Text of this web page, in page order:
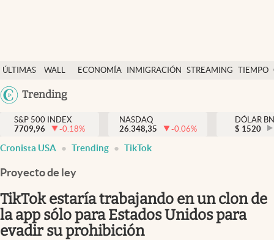
ÚLTIMAS
NOTICIAS
WALL
DÓLAR
ECONOMÍA INMIGRACIÓN STREAMING TIEMPO
México
Trending
Finanzas y economía
Wall Street y dólar
Inmigración
Espiritual
Streaming
S&P 500 INDEX
7709,96
-0.18%
NASDAQ
26.348,35
-0.06%
DÓLAR
$ 1520
Cronista USA Trending TikTok
Proyecto de ley
TikTok estaría trabajando en un clon de
la app sólo para Estados Unidos para
evadir su prohibición